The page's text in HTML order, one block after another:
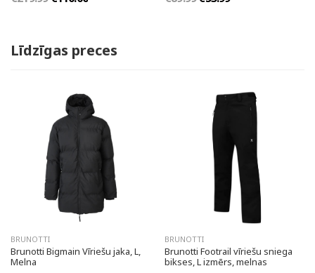
Līdzīgas preces
BRUNOTTI
Brunotti Bigmain Vīriešu jaka, L,
Melna
BRUNOTTI
Brunotti Footrail vīriešu sniega
bikses, L izmērs, melnas